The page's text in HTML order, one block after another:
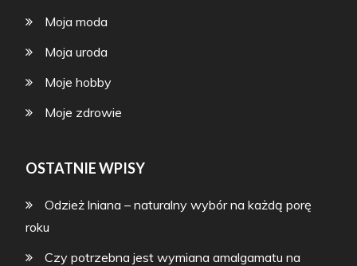
Moja moda
Moja uroda
Moje hobby
Moje zdrowie
OSTATNIE WPISY
Odzież lniana – naturalny wybór na każdą porę
roku
Czy potrzebna jest wymiana amalgamatu na